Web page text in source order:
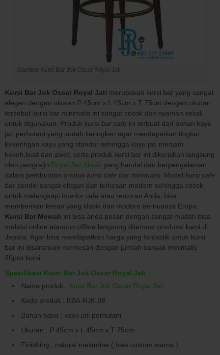
Gambar Kursi Bar Jok Oscar Royal Jati
Kursi Bar Jok Oscar Royal Jati merupakan kursi bar yang sangat
elegan dengan ukuran P 45cm x L 45cm x T 75cm dengan ukuran
tersebut kursi bar minimalis ini sangat cocok dan nyaman sekali
untuk digunakan. Produk kursi bar cafe ini terbuat dari bahan kayu
jati perhutani yang sudah keringkan agar mendapatkan tingkat
kekeringan kayu yang standar sehingga kayu jati menjadi
kokoh,kuat dan awet, serta produk kursi bar ini dikerjakan langsung
oleh pengrajin Royal Jati Klasik yang handal dan berpengalaman
dalam pembuatan produk kursi cafe bar minimalis . Model kursi cafe
bar sendiri sangat elegan dan terkesan modern sehingga cocok
untuk melengkapi interior cafe atau restoran Anda, bisa
memberikan kesan yang klasik dan modern bernuansa Eropa.
Kursi Bar Mewah ini bisa anda pesan dengan sangat mudah bisa
melalui online ataupun offline langsung ditempat produksi kami di
Jepara. Agar bisa mendapatkan harga yang fantastik untuk kursi
bar ini disarankan memesan dengan jumlah banyak minimalis
20pcs kursi.
Spesifikasi Kursi Bar Jok Oscar Royal Jati
Nama produk : Kursi Bar Jok Oscar Royal Jati
Kode produk : KBA-RJK-38
Bahan baku : kayu jati perhutani
Ukuran : P 45cm x L 45cm x T 75cm
Finishing : natural melamine ( bisa custom warna )